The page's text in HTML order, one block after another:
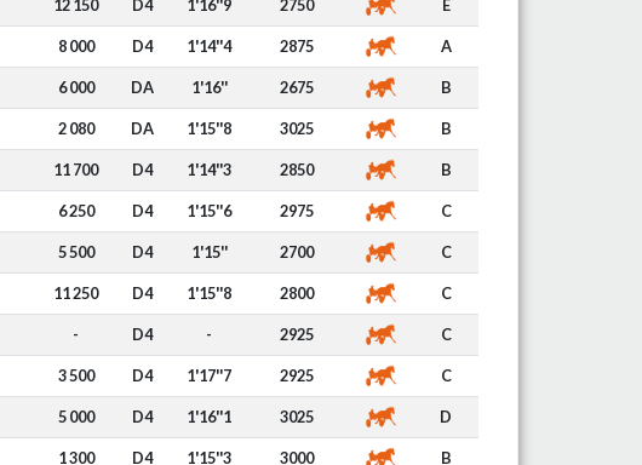
12 150 D4 1'16''9 2750 E
8 000 D4 1'14''4 2875 A
6 000 DA 1'16'' 2675 B
2 080 DA 1'15''8 3025 B
11 700 D4 1'14''3 2850 B
6 250 D4 1'15''6 2975 C
5 500 D4 1'15'' 2700 C
11 250 D4 1'15''8 2800 C
- D4 - 2925 C
3 500 D4 1'17''7 2925 C
5 000 D4 1'16''1 3025 D
1 300 D4 1'15''3 3000 B